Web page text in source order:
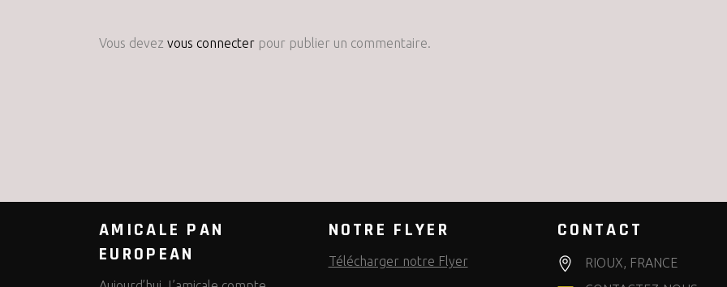
Vous devez vous connecter pour publier un commentaire.
AMICALE PAN
EUROPEAN
NOTRE FLYER
Télécharger notre Flyer
CONTACT
RIOUX, FRANCE